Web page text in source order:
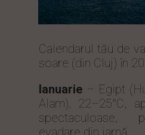
Calendarul tău de
soare (din Cluj) în
Ianuarie – Egipt
Alam), 22–25°C,
spectaculoase,
evadare din iarnă